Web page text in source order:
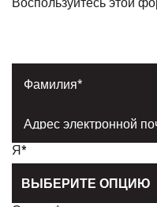
Name*
address*
Я*
ВЫБЕРИТЕ ОПЦИЮ